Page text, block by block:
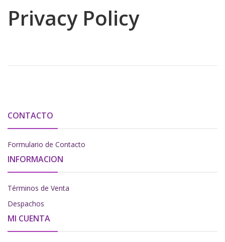
Privacy Policy
CONTACTO
Formulario de Contacto
INFORMACION
Términos de Venta
Despachos
MI CUENTA